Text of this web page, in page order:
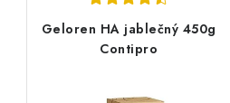
Geloren HA jablečný 450g
Contipro